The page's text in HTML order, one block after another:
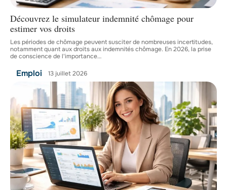
Découvrez le simulateur indemnité chômage pour
estimer vos droits
Les périodes de chômage peuvent susciter de nombreuses incertitudes,
notamment quant aux droits aux indemnités chômage. En 2026, la prise
de conscience de l'importance…
Emploi 13 juillet 2026